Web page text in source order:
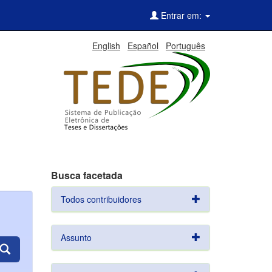
Entrar em:
English Español Português
Busca facetada
Todos contribuidores
Assunto